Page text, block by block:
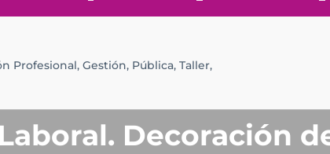
Profesional, Gestión, Pública, Taller,
Decoración